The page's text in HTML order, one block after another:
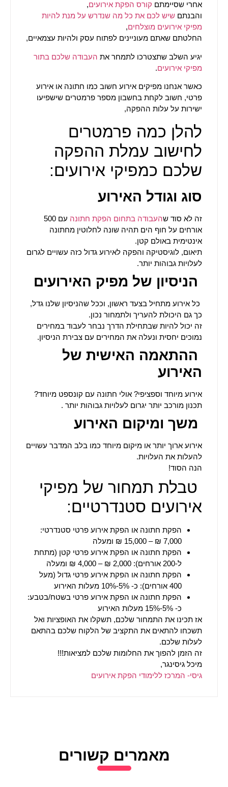
אחרי שסיימתם קורס הפקת אירועים,
והבנתם שיש לכם את כל מה שנדרש על מנת להיות
מפיקי אירועים מוצלחים,
החלטתם שאתם מעוניינים לפתוח עסק ולהיות עצמאיים,
יגיע השלב שתצטרכו לתמחר את העבודה שלכם בתור
מפיקי אירועים.
כאשר אנחנו מפיקים אירוע חשוב כמו חתונה או אירוע
פרטי, חשוב לקחת בחשבון מספר פרמטרים שישפיעו
ישירות על עלות ההפקה,
להלן כמה פרמטרים
לחישוב עמלת ההפקה
שלכם כמפיקי אירועים:
סוג וגודל האירוע
זה לא סוד שהעבודה בתחום הפקת חתונה
עם 500
אורחים על חוף הים תהיה שונה לחלוטין מחתונה
אינטימית באולם קטן.
תיאום, לוגיסטיקה והפקה לאירוע גדול כזה עשויים לגרום
לעלויות גבוהות יותר.
הניסיון של מפיק האירועים
כל אירוע מתחיל בצעד ראשון, וככל שהניסיון שלנו גדל,
כך גם היכולת להעריך ולתמחור נכון.
זה יכול להיות שבתחילת הדרך נבחר לעבוד במחירים
נמוכים יחסית ונעלה את המחירים עם צבירת הניסיון.
ההתאמה האישית של
האירוע
אירוע מיוחד וספציפי? אולי חתונה עם קונספט מיוחד?
תכנון מורכב יותר יגרום לעלויות גבוהות יותר .
משך ומיקום האירוע
אירוע ארוך יותר או מיקום מיוחד כמו בלב המדבר עשויים
להעלות את העלויות.
הנה הסוד!
טבלת תמחור של מפיקי
אירועים סטנדרטיים:
הפקת חתונה או הפקת אירוע פרטי סטנדרטי:
7,000 ₪ – 15,000 ₪ ומעלה
הפקת חתונה או הפקת אירוע פרטי קטן (מתחת
ל-200 אורחים): 2,000 ₪ – 4,000 ₪ ומעלה
הפקת חתונה או הפקת אירוע פרטי גדול (מעל
400 אורחים): כ- 5%-10% מעלות האירוע
הפקת חתונה או הפקת אירוע פרטי בשטח/בטבע:
כ- 5%-15% מעלות האירוע
אז תכינו את התמחור שלכם, תשקלו את האופציות ואל
תשכחו להתאים את התקציב של הלקוח שלכם בהתאם
לעלות שלכם.
זה הזמן להפוך את החלומות שלכם למציאות!!!
מיכל גיסינגר,
גיסי- המרכז ללימודי הפקת אירועים
מאמרים קשורים